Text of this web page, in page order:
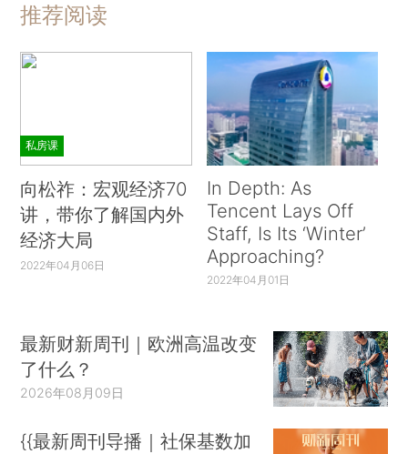
推荐阅读
私房课
向松祚：宏观经济70
讲，带你了解国内外
经济大局
2022年04月06日
In Depth: As
Tencent Lays Off
Staff, Is Its ‘Winter’
Approaching?
2022年04月01日
最新财新周刊｜欧洲高温改变
了什么？
2026年08月09日
{{最新周刊导播｜社保基数加